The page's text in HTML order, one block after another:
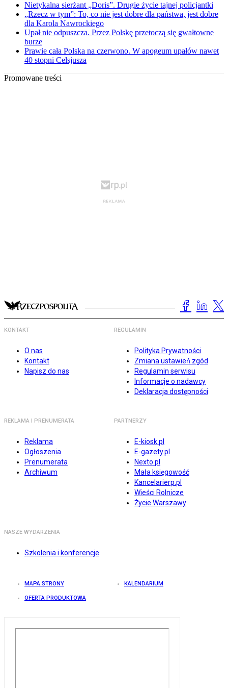
Nietykalna sierżant „Doris”. Drugie życie tajnej policjantki
„Rzecz w tym”: To, co nie jest dobre dla państwa, jest dobre
dla Karola Nawrockiego
Upał nie odpuszcza. Przez Polskę przetoczą się gwałtowne
burze
Prawie cała Polska na czerwono. W apogeum upałów nawet
40 stopni Celsjusza
Promowane treści
KONTAKT
O nas
Kontakt
Napisz do nas
REGULAMIN
Polityka Prywatności
Zmiana ustawień zgód
Regulamin serwisu
Informacje o nadawcy
Deklaracja dostępności
REKLAMA I PRENUMERATA
Reklama
Ogłoszenia
Prenumerata
Archiwum
PARTNERZY
E-kiosk.pl
E-gazety.pl
Nexto.pl
Mała księgowość
Kancelarierp.pl
Wieści Rolnicze
Życie Warszawy
NASZE WYDARZENIA
Szkolenia i konferencje
MAPA STRONY KALENDARIUM
OFERTA PRODUKTOWA